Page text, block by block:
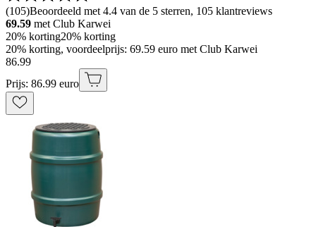
(105)Beoordeeld met 4.4 van de 5 sterren, 105 klantreviews
69.59 met Club Karwei
20% korting20% korting
20% korting, voordeelprijs: 69.59 euro met Club Karwei
86.99
Prijs: 86.99 euro